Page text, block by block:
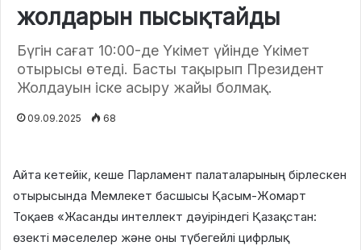
жолдарын пысықтайды
Бүгін сағат 10:00-де Үкімет үйінде Үкімет
отырысы өтеді. Басты тақырып Президент
Жолдауын іске асыру жайы болмақ.
09.09.2025 68
Айта кетейік, кеше Парламент палаталарының бірлескен
отырысында Мемлекет басшысы Қасым-Жомарт
Тоқаев «Жасанды интеллект дәуіріндегі Қазақстан:
өзекті мәселелер және оны түбегейлі цифрлық